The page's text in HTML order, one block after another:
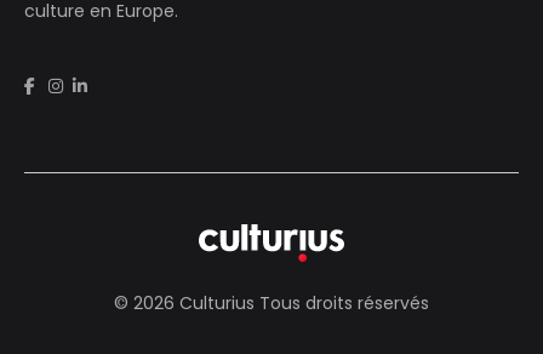
culture en Europe.
© 2026 Culturius Tous droits réservés